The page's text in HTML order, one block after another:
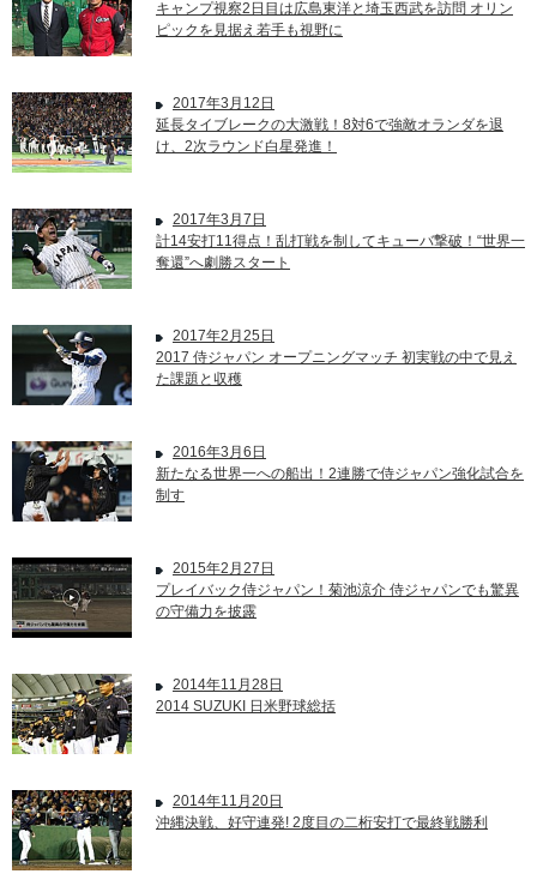
キャンプ視察2日目は広島東洋と埼玉西武を訪問 オリン
ピックを見据え若手も視野に
2017年3月12日
延長タイブレークの大激戦！8対6で強敵オランダを退
け、2次ラウンド白星発進！
2017年3月7日
計14安打11得点！乱打戦を制してキューバ撃破！“世界一
奪還”へ劇勝スタート
2017年2月25日
2017 侍ジャパン オープニングマッチ 初実戦の中で見え
た課題と収穫
2016年3月6日
新たなる世界一への船出！2連勝で侍ジャパン強化試合を
制す
2015年2月27日
プレイバック侍ジャパン！菊池涼介 侍ジャパンでも驚異
の守備力を披露
2014年11月28日
2014 SUZUKI 日米野球総括
2014年11月20日
沖縄決戦、好守連発! 2度目の二桁安打で最終戦勝利